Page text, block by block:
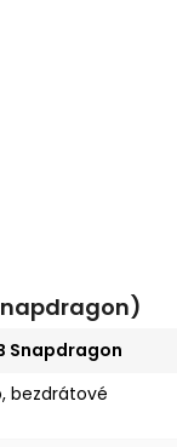
Snapdragon
bezdrátové